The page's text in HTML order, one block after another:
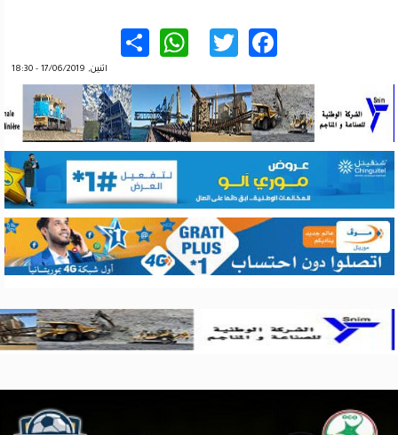
Facebook
Twitter
WhatsApp
اثنين, 17/06/2019 - 18:30